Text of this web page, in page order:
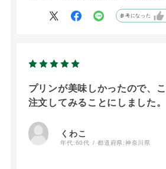
参考になった
プリンが美味しかったので、
注文してみることにしました。
くわこ
年代:60代 都道府県:神奈川県